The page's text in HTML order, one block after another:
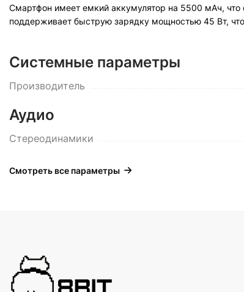
Смартфон имеет емкий аккумулятор на 5500 мАч, что
поддерживает быструю зарядку мощностью 45 Вт,
Системные параметры
Производитель
Аудио
Стереодинамики
Смотреть все параметры